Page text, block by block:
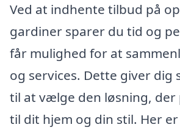
Ved at indhente tilbud på
gardiner sparer du tid og
får mulighed for at
og services. Dette giver dig
til at vælge den løsning, der
til dit hjem og din stil. Her